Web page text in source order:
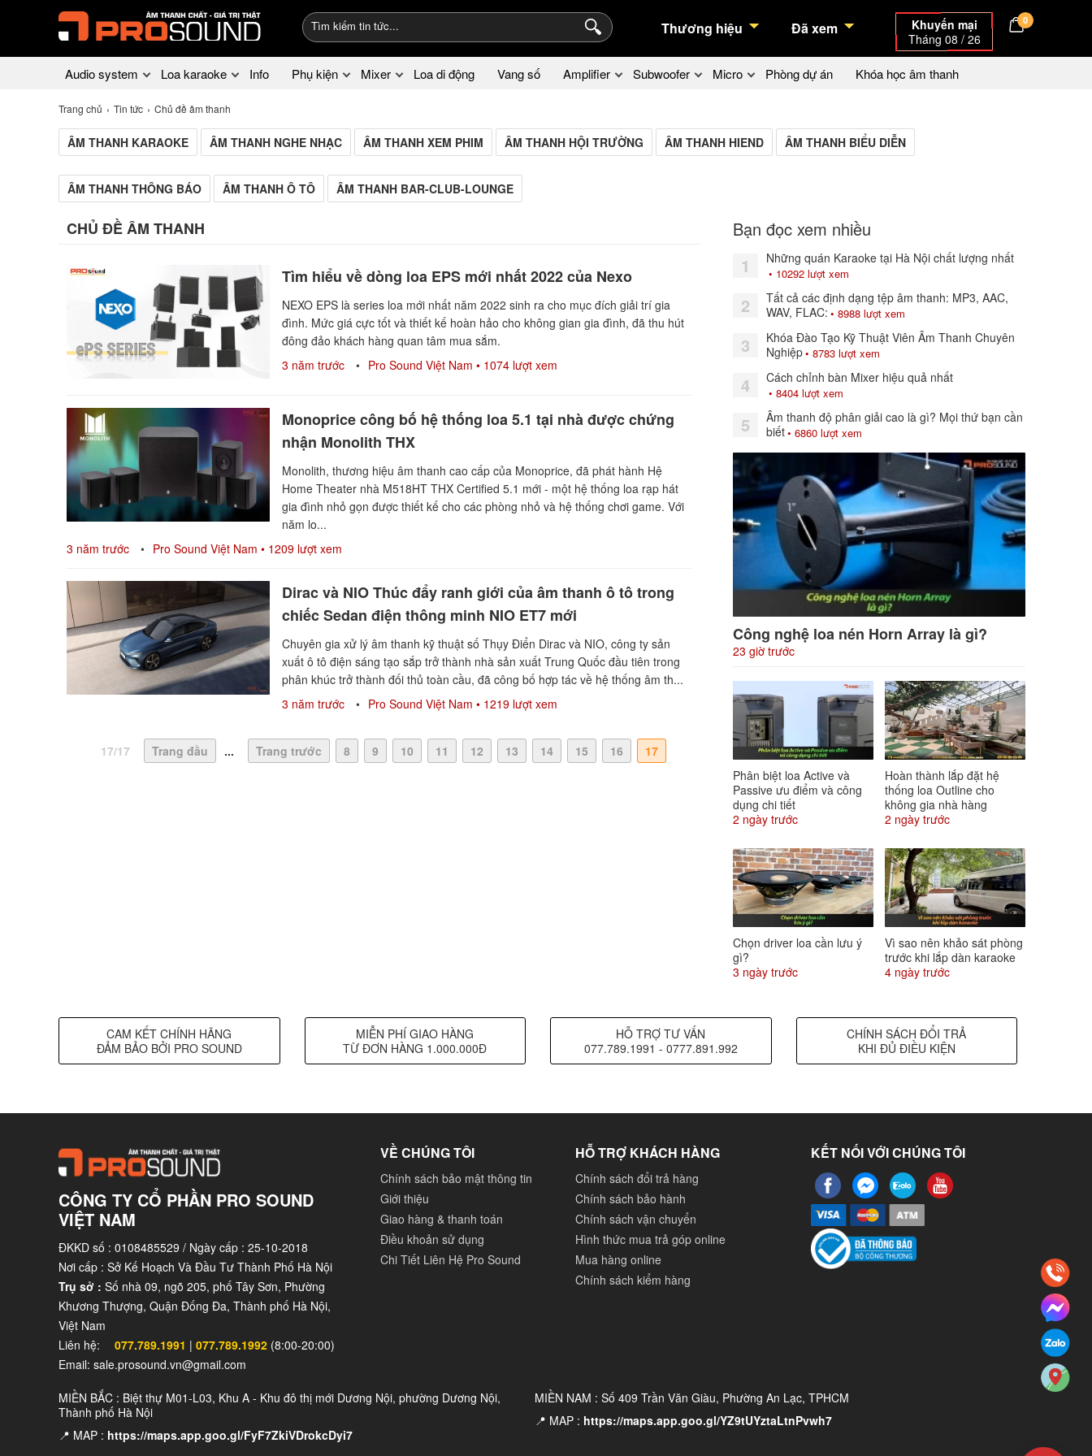
Thương hiệu Đã xem
Khuyến mại
Tháng 08 / 26
0
Audio system Loa karaoke Info Phụ kiện Mixer Loa di động Vang số Amplifier Subwoofer Micro Phòng dự án Khóa học âm thanh
Trang chủ Tin tức Chủ đề âm thanh
ÂM THANH KARAOKE ÂM THANH NGHE NHẠC ÂM THANH XEM PHIM ÂM THANH HỘI TRƯỜNG ÂM THANH HIEND ÂM THANH BIỂU DIỄN
ÂM THANH THÔNG BÁO ÂM THANH Ô TÔ ÂM THANH BAR-CLUB-LOUNGE
CHỦ ĐỀ ÂM THANH
Tìm hiểu về dòng loa EPS mới nhất 2022 của Nexo
NEXO EPS là series loa mới nhất năm 2022 sinh ra cho mục đích giải trí gia
đình. Mức giá cực tốt và thiết kế hoàn hảo cho không gian gia đình, đã thu hút
đông đảo khách hàng quan tâm mua sắm.
3 năm trước
Pro Sound Việt Nam • 1074 lượt xem
Monoprice công bố hệ thống loa 5.1 tại nhà được chứng
nhận Monolith THX
Monolith, thương hiệu âm thanh cao cấp của Monoprice, đã phát hành Hệ
Home Theater nhà M518HT THX Certified 5.1 mới - một hệ thống loa rạp hát
gia đình nhỏ gọn được thiết kế cho các phòng nhỏ và hệ thống chơi game. Với
năm lo...
3 năm trước
Pro Sound Việt Nam • 1209 lượt xem
Dirac và NIO Thúc đẩy ranh giới của âm thanh ô tô trong
chiếc Sedan điện thông minh NIO ET7 mới
Chuyên gia xử lý âm thanh kỹ thuật số Thụy Điển Dirac và NIO, công ty sản
xuất ô tô điện sáng tạo sắp trở thành nhà sản xuất Trung Quốc đầu tiên trong
phân khúc trở thành đối thủ toàn cầu, đã công bố hợp tác về hệ thống âm th...
3 năm trước
Pro Sound Việt Nam • 1219 lượt xem
17/17 Trang đầu ... Trang trước 8 9 10 11 12 13 14 15 16 17
Bạn đọc xem nhiều
1
Những quán Karaoke tại Hà Nội chất lượng nhất
• 10292 lượt xem
2
Tất cả các định dạng tệp âm thanh: MP3, AAC,
WAV, FLAC: • 8988 lượt xem
3
Khóa Đào Tạo Kỹ Thuật Viên Âm Thanh Chuyên
Nghiệp• 8783 lượt xem
4 Cách chỉnh bàn Mixer hiệu quả nhất
• 8404 lượt xem
5
Âm thanh độ phân giải cao là gì? Mọi thứ bạn cần
biết• 6860 lượt xem
Công nghệ loa nén Horn Array là gì?
23 giờ trước
Phân biệt loa Active và
Passive ưu điểm và công
dụng chi tiết
2 ngày trước
Hoàn thành lắp đặt hệ
thống loa Outline cho
không gia nhà hàng
2 ngày trước
Chọn driver loa cần lưu ý
gì?
3 ngày trước
Vì sao nên khảo sát phòng
trước khi lắp dàn karaoke
4 ngày trước
CAM KẾT CHÍNH HÃNG
ĐẢM BẢO BỞI PRO SOUND
MIỄN PHÍ GIAO HÀNG
TỪ ĐƠN HÀNG 1.000.000Đ
HỖ TRỢ TƯ VẤN
077.789.1991 - 0777.891.992
CHÍNH SÁCH ĐỔI TRẢ
KHI ĐỦ ĐIỀU KIỆN
CÔNG TY CỔ PHẦN PRO SOUND
VIỆT NAM
ĐKKD số : 0108485529 / Ngày cấp : 25-10-2018
Nơi cấp : Sở Kế Hoạch Và Đầu Tư Thành Phố Hà Nội
Trụ sở : Số nhà 09, ngõ 205, phố Tây Sơn, Phường
Khương Thượng, Quận Đống Đa, Thành phố Hà Nội,
Việt Nam
Liên hệ:
077.789.1991 | 077.789.1992 (8:00-20:00)
Email: sale.prosound.vn@gmail.com
VỀ CHÚNG TÔI
Chính sách bảo mật thông tin
Giới thiệu
Giao hàng & thanh toán
Điều khoản sử dụng
Chi Tiết Liên Hệ Pro Sound
HỖ TRỢ KHÁCH HÀNG
Chính sách đổi trả hàng
Chính sách bảo hành
Chính sách vận chuyển
Hình thức mua trả góp online
Mua hàng online
Chính sách kiểm hàng
KẾT NỐI VỚI CHÚNG TÔI
MIỀN BẮC : Biệt thự M01-L03, Khu A - Khu đô thị mới Dương Nội, phường Dương Nội,
Thành phố Hà Nội
📍 MAP : https://maps.app.goo.gl/FyF7ZkiVDrokcDyi7
MIỀN NAM : Số 409 Trần Văn Giàu, Phường An Lạc, TPHCM
📍 MAP : https://maps.app.goo.gl/YZ9tUYztaLtnPvwh7